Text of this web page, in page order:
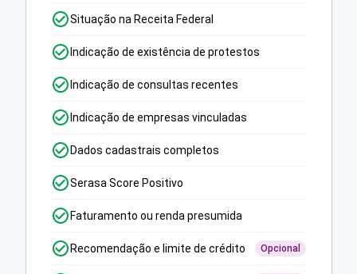
Situação na Receita Federal
Indicação de existência de protestos
Indicação de consultas recentes
Indicação de empresas vinculadas
Dados cadastrais completos
Serasa Score Positivo
Faturamento ou renda presumida
Recomendação e limite de crédito Opcional